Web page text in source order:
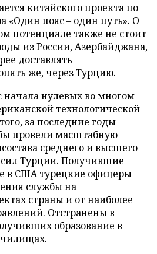
китайского проекта по
«Один пояс – один путь». О
потенциале также не стоит
из России, Азербайджана,
доставлять
же, через Турцию.
начала нулевых во многом
технологической
за последние годы
провели масштабную
среднего и высшего
Турции. Получившие
в США турецкие офицеры
службы на
страны и от наиболее
Отстранены в
образование в